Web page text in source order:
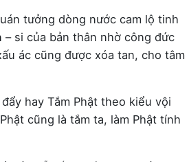
tưởng dòng nước cam lộ tinh
– si của bản thân nhờ công đức
ác cũng được xóa tan, cho tâm
hay Tắm Phật theo kiểu vội
cũng là tắm ta, làm Phật tính